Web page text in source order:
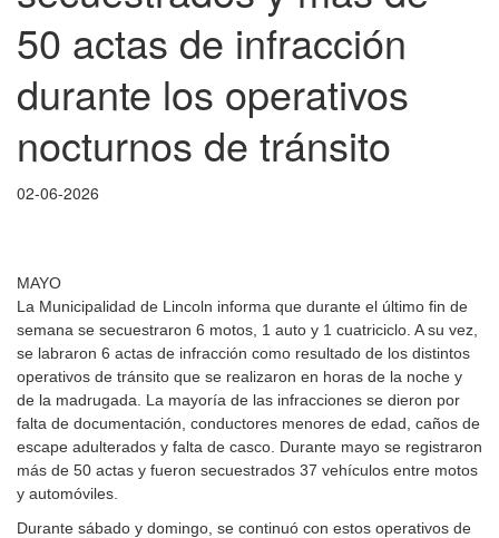
50 actas de infracción
durante los operativos
nocturnos de tránsito
02-06-2026
MAYO
La Municipalidad de Lincoln informa que durante el último fin de
semana se secuestraron 6 motos, 1 auto y 1 cuatriciclo. A su vez,
se labraron 6 actas de infracción como resultado de los distintos
operativos de tránsito que se realizaron en horas de la noche y
de la madrugada. La mayoría de las infracciones se dieron por
falta de documentación, conductores menores de edad, caños de
escape adulterados y falta de casco. Durante mayo se registraron
más de 50 actas y fueron secuestrados 37 vehículos entre motos
y automóviles.
Durante sábado y domingo, se continuó con estos operativos de